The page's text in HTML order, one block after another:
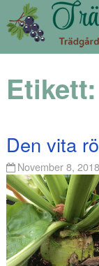
Etikett:
Den vita
November 8, 2018